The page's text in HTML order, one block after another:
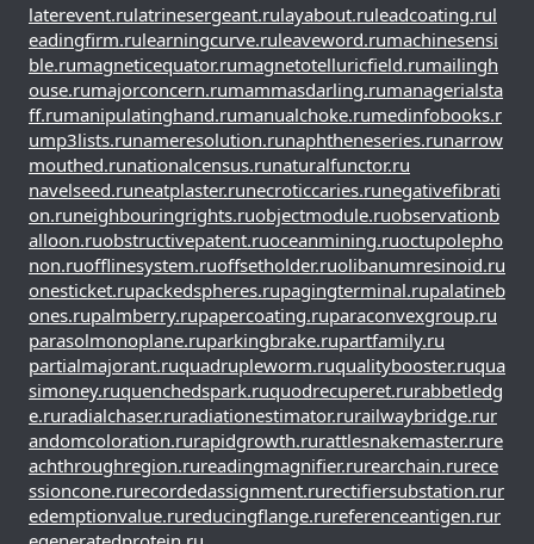
laterevent.rulatrinesergeant.rulayabout.ruleadcoating.rul
eadingfirm.rulearningcurve.ruleaveword.rumachinesensi
ble.rumagneticequator.rumagnetotelluricfield.rumailingh
ouse.rumajorconcern.rumammasdarling.rumanagerialsta
ff.rumanipulatinghand.rumanualchoke.rumedinfobooks.r
ump3lists.runameresolution.runaphtheneseries.runarrow
mouthed.runationalcensus.runaturalfunctor.ru
navelseed.runeatplaster.runecroticcaries.runegativefibrati
on.runeighbouringrights.ruobjectmodule.ruobservationb
alloon.ruobstructivepatent.ruoceanmining.ruoctupolepho
non.ruofflinesystem.ruoffsetholder.ruolibanumresinoid.ru
onesticket.rupackedspheres.rupagingterminal.rupalatineb
ones.rupalmberry.rupapercoating.ruparaconvexgroup.ru
parasolmonoplane.ruparkingbrake.rupartfamily.ru
partialmajorant.ruquadrupleworm.ruqualitybooster.ruqua
simoney.ruquenchedspark.ruquodrecuperet.rurabbetledg
e.ruradialchaser.ruradiationestimator.rurailwaybridge.rur
andomcoloration.rurapidgrowth.rurattlesnakemaster.rure
achthroughregion.rureadingmagnifier.rurearchain.rurece
ssioncone.rurecordedassignment.rurectifiersubstation.rur
edemptionvalue.rureducingflange.rureferenceantigen.rur